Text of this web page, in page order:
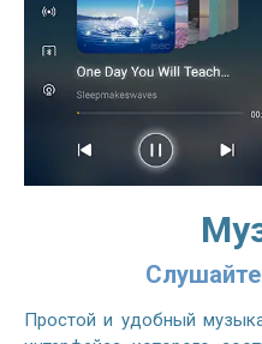
Простой и удобный